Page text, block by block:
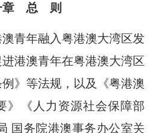
章 总 则
青年融入粤港澳大湾区发
港澳青年在粤港澳大湾区
》等法规，以及《粤港澳
》《人力资源社会保障部
国务院港澳事务办公室关